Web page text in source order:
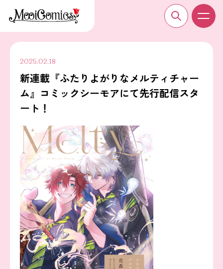
2025.02.18
新連載『ふたりよがりなメルティチャー
ム』コミックシーモアにて先行配信スタ
ート！